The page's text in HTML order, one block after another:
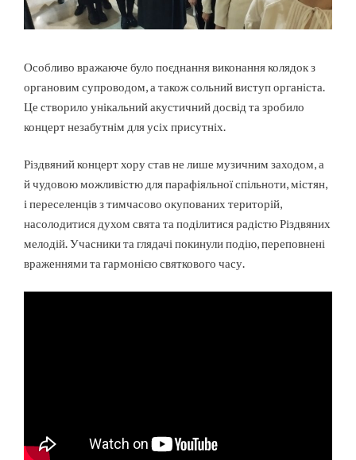
Особливо вражаюче було поєднання виконання колядок з
органовим супроводом, а також сольний виступ органіста.
Це створило унікальний акустичний досвід та зробило
концерт незабутнім для усіх присутніх.
Різдвяний концерт хору став не лише музичним заходом, а
й чудовою можливістю для парафіяльної спільноти, містян,
і переселенців з тимчасово окупованих територій,
насолодитися духом свята та поділитися радістю Різдвяних
мелодій. Учасники та глядачі покинули подію, переповнені
враженнями та гармонією святкового часу.